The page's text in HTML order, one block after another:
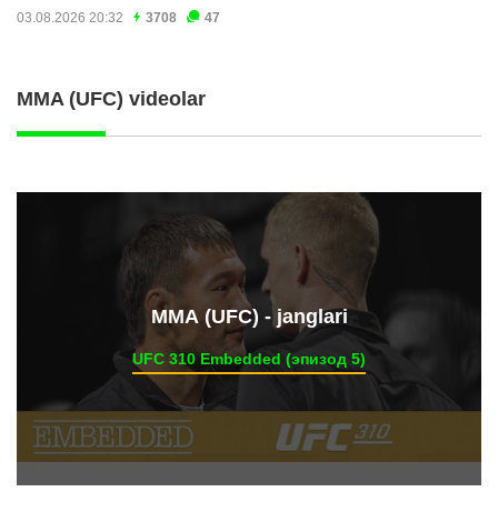
03.08.2026 20:32 3708 47
MMA (UFC) videolar
ММА (UFC) - janglari
UFC 310 Embedded (эпизод 5)